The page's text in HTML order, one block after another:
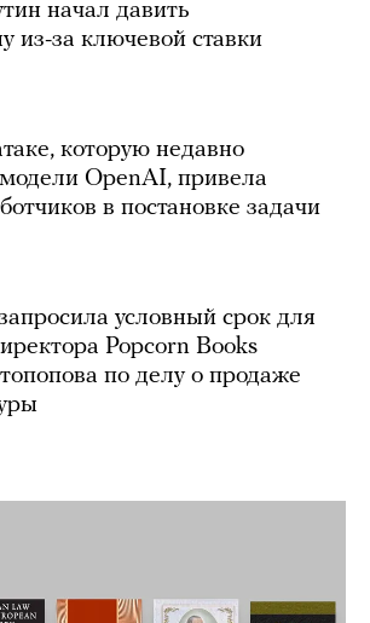
начал давить
из-за ключевой ставки
которую недавно
OpenAI, привела
в постановке задачи
условный срок для
Popcorn Books
по делу о продаже